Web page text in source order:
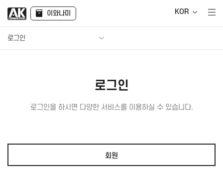
이와나미 KOR
로그인
로그인
로그인을 하시면 다양한 서비스를 이용하실 수 있습니다.
회원